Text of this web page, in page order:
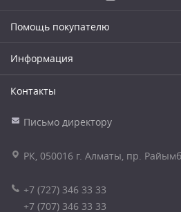
Помощь покупателю
Информация
Контакты
Письмо директору
РК, 050016 г. Алматы, пр.
+7 (727) 346 33 33
+7 (707) 346 33 33